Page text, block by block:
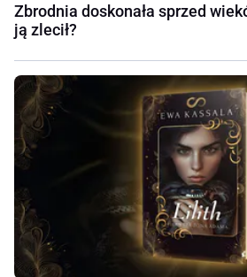
Zbrodnia doskonała sprzed
ją zlecił?